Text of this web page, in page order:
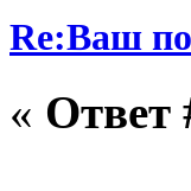
Re:Ваш
« Ответ